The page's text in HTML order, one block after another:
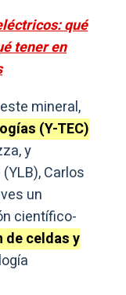
qué
tener en
mineral,
(Y-TEC)
y
Carlos
un
científico-
de celdas y